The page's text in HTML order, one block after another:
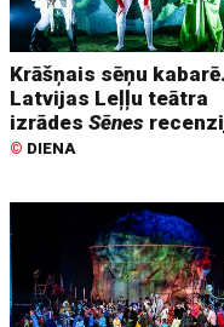
Krāšņais sēņu kabarē.
Latvijas Leļļu teātra
izrādesSēnes
© DIENA